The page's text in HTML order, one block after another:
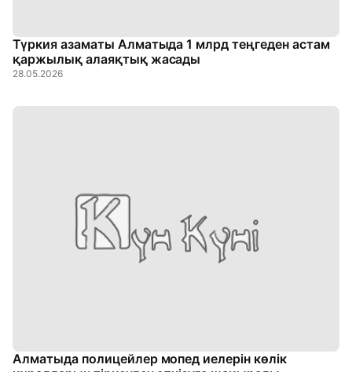
Түркия азаматы Алматыда 1 млрд теңгеден астам
қаржылық алаяқтық жасады
28.05.2026
Алматыда полицейлер мопед иелерін көлік